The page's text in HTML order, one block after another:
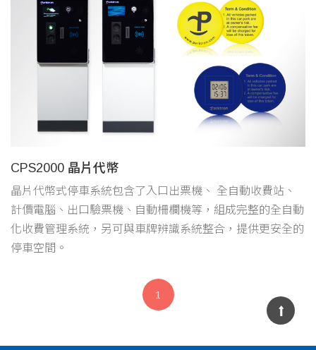
CPS2000 晶片代幣
晶片代幣式停車系統包含了入口出票機、 全自動收費站、
計價電腦、出口驗票機、自動柵欄機等，組成完整的全自動
化收費管理系統，另可與車牌辨識系統整合，提供更安全的
停車空間。
1